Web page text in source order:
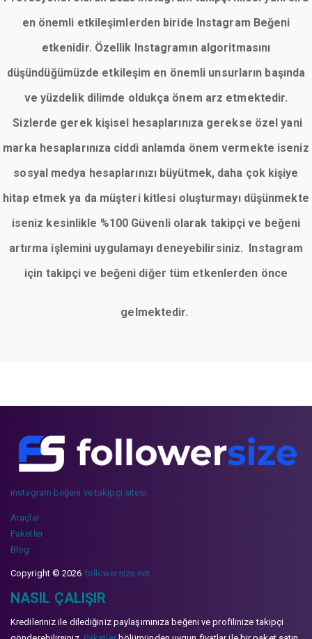
en önemli etkileşimlerden biride Instagram Beğeni
etkenidir. Özellik Instagramın algoritmasını
düşündüğümüzde etkileşim en önemli unsurların başında
ve yüzdelik dilimde oldukça önem arz etmektedir.
Sizlerde gerek kişisel hesaplarınıza gerekse özel yani
marka hesaplarınıza ciddi anlamda önem vermekte iseniz
sosyal medya hesaplarınızı büyütmek, daha çok kişiye
hitap etmek ya da müşteri kitlesi oluşturmayı düşünmekte
iseniz kesinlikle %100 Güvenli olarak takipçi ve beğeni
artırma işlemini uygulamayı deneyebilirsiniz. Instagram
için takipçi ve beğeni diğer tüm etkenlerden önce
gelmektedir.
instagram beğeni ve takipçi sitesi
Araçlar
Paketler
Blog
Copyright © 2026 followersize.net
NASIL ÇALIŞIR
Kredileriniz ile dilediğiniz paylaşımınıza beğeni ve profilinize takipçi